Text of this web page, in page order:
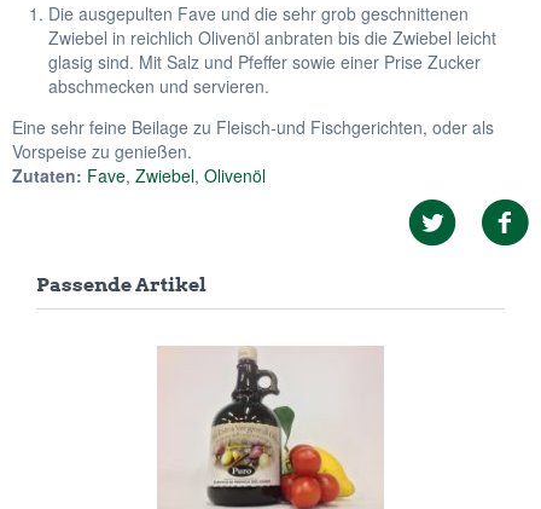
Die ausgepulten Fave und die sehr grob geschnittenen
Zwiebel in reichlich Olivenöl anbraten bis die Zwiebel leicht
glasig sind. Mit Salz und Pfeffer sowie einer Prise Zucker
abschmecken und servieren.
Eine sehr feine Beilage zu Fleisch-und Fischgerichten, oder als
Vorspeise zu genießen.
Zutaten: Fave, Zwiebel, Olivenöl
Passende Artikel